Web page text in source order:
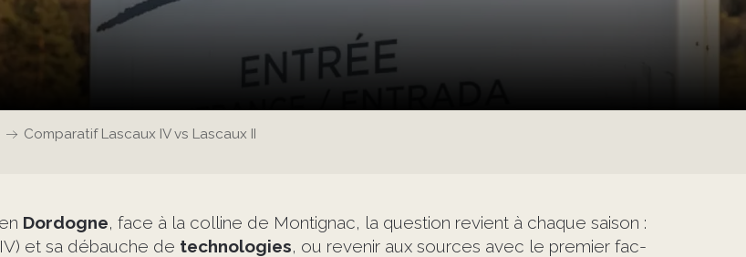
Comparatif Lascaux IV vs Lascaux II
Dordogne, face à la colline de Montignac, la question revient à chaque saison :
et sa débauche de technologies, ou revenir aux sources avec le premier fac-